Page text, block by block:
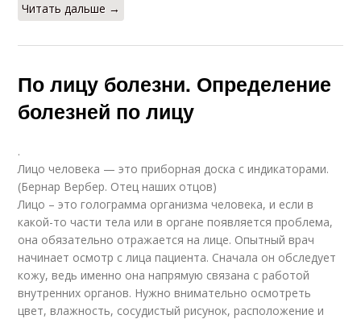
Читать дальше →
По лицу болезни. Определение
болезней по лицу
.
Лицо человека — это приборная доска с индикаторами.
(Бернар Вербер. Отец наших отцов)
Лицо – это голограмма организма человека, и если в
какой-то части тела или в органе появляется проблема,
она обязательно отражается на лице. Опытный врач
начинает осмотр с лица пациента. Сначала он обследует
кожу, ведь именно она напрямую связана с работой
внутренних органов. Нужно внимательно осмотреть
цвет, влажность, сосудистый рисунок, расположение и